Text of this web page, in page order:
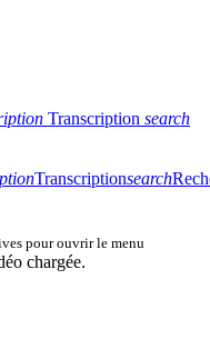
Transcription search
Transcriptionsearch
pour ouvrir le menu
chargée.